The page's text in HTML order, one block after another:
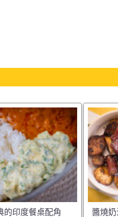
的印度餐桌配角
醬燒奶